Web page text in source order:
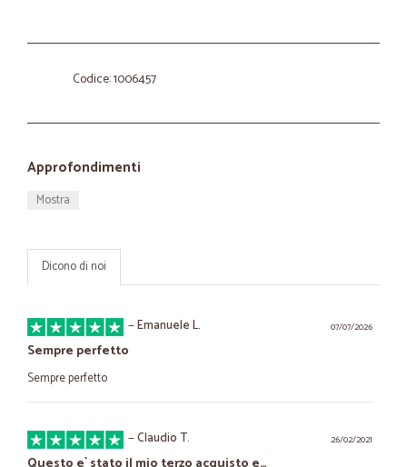
Codice: 1006457
Approfondimenti
Mostra
Dicono di noi
07/07/2026
—Emanuele L.
Sempre perfetto
Sempre perfetto
26/02/2021
—Claudio T.